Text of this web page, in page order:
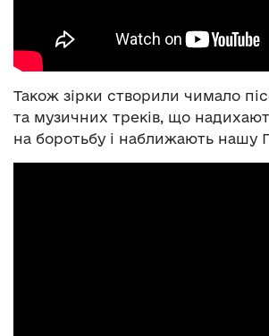
Також зірки створили чимало
та музичних треків, що
на боротьбу і наближають нашу